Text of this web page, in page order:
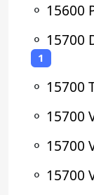
⚬ 15600
⚬ 15700
1
⚬ 15700
⚬ 15700
⚬ 15700
⚬ 15700